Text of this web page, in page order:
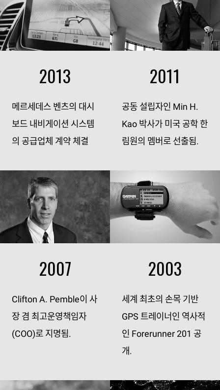
2013
메르세데스 벤츠의 대시
보드 내비게이션 시스템
의 공급업체 계약 체결
2011
공동 설립자인 Min H.
Kao 박사가 미국 공학 한
림원의 멤버로 선출됨.
2007
Clifton A. Pemble이 사
장 겸 최고운영책임자
(COO)로 지명됨.
2003
세계 최초의 손목 기반
GPS 트레이너인 역사적
인 Forerunner 201 공
개.